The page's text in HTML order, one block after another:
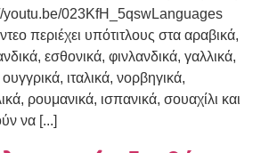
023KfH_5qswLanguages
περιέχει υπότιτλους στα αραβικά,
εσθονικά, φινλανδικά, γαλλικά,
ιταλικά, νορβηγικά,
ρουμανικά, ισπανικά, σουαχίλι και
να [...]